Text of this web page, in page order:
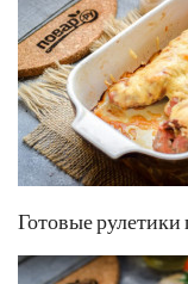
Готовые рулетики